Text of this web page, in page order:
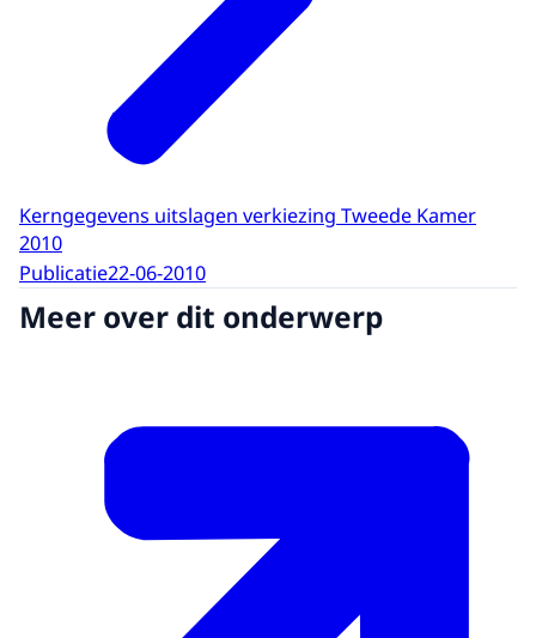
Kerngegevens uitslagen verkiezing Tweede Kamer
2010
Publicatie22-06-2010
Meer over dit onderwerp